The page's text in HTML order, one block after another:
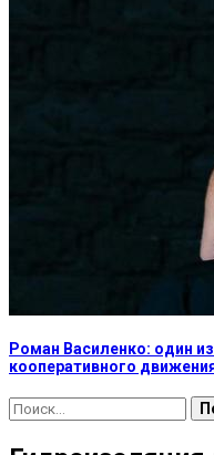
Роман Василенко: один
кооперативного
Найти: